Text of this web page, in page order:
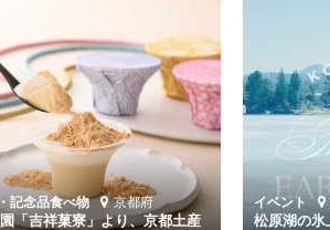
寺澤一利を演じる竹野内豊。先任伍長・早瀬
ほか、奥平大兼、田中麗奈、石丸幹二、益岡徹
。そして戦艦大和と運命を共にした帝国海軍・
藤整一を中井貴一が圧倒的な存在感で演じ切
に揺れる現代。本作は「同じ過ちを繰り返す
か」と、彼らが命をかけて守りたいと願っ
いかける。戦後80年、戦争の記憶が薄れゆく
記念品食べ物 京都府
「吉祥菓寮」より、京都土産
イベント
松原湖の氷